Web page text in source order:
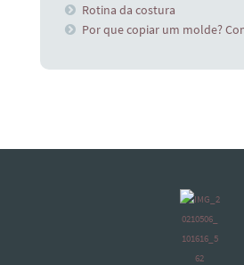
Rotina da costura
Por que copiar um molde?